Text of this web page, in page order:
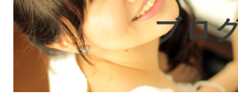
ブロ